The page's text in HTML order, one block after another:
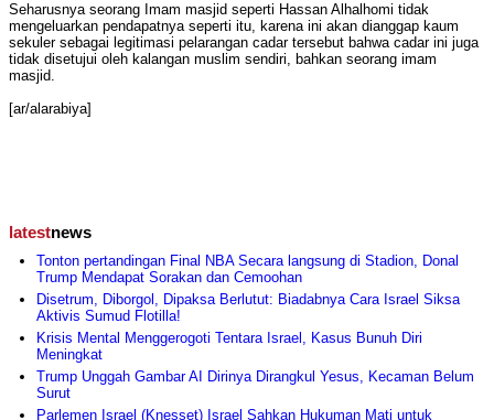
Seharusnya seorang Imam masjid seperti Hassan Alhalhomi tidak
mengeluarkan pendapatnya seperti itu, karena ini akan dianggap kaum
sekuler sebagai legitimasi pelarangan cadar tersebut bahwa cadar ini juga
tidak disetujui oleh kalangan muslim sendiri, bahkan seorang imam
masjid.
[ar/alarabiya]
latestnews
Tonton pertandingan Final NBA Secara langsung di Stadion, Donal
Trump Mendapat Sorakan dan Cemoohan
Disetrum, Diborgol, Dipaksa Berlutut: Biadabnya Cara Israel Siksa
Aktivis Sumud Flotilla!
Krisis Mental Menggerogoti Tentara Israel, Kasus Bunuh Diri
Meningkat
Trump Unggah Gambar AI Dirinya Dirangkul Yesus, Kecaman Belum
Surut
Parlemen Israel (Knesset) Israel Sahkan Hukuman Mati untuk